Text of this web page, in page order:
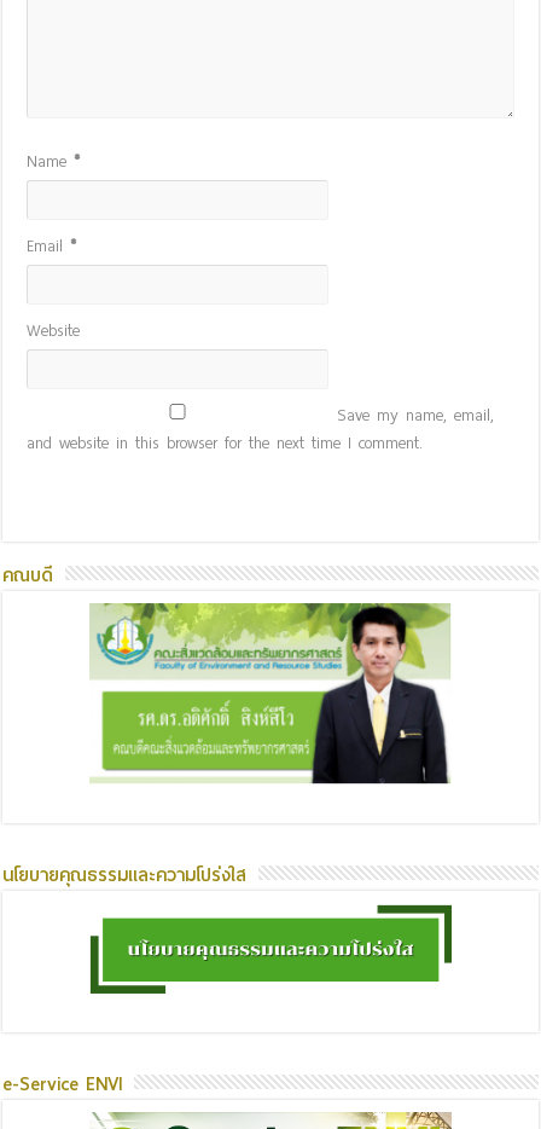
Name*
Email*
Website
Save my name, email,
and website in this browser for the next time I comment.
คณบดี
นโยบายคุณธรรมและความโปร่งใส
e-Service ENVI